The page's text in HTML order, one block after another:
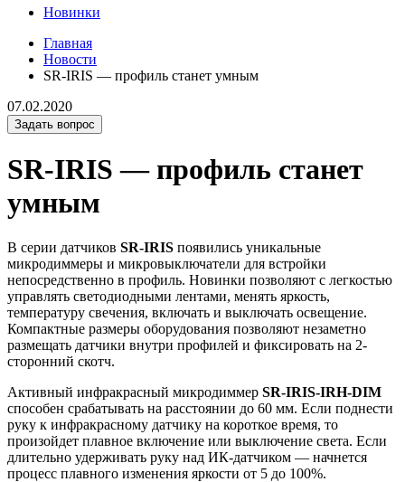
Новинки
Главная
Новости
SR-IRIS — профиль станет умным
07.02.2020
Задать вопрос
SR-IRIS — профиль станет
умным
В серии датчиков SR-IRIS появились уникальные
микродиммеры и микровыключатели для встройки
непосредственно в профиль. Новинки позволяют с легкостью
управлять светодиодными лентами, менять яркость,
температуру свечения, включать и выключать освещение.
Компактные размеры оборудования позволяют незаметно
размещать датчики внутри профилей и фиксировать на 2-
сторонний скотч.
Активный инфракрасный микродиммер SR-IRIS-IRH-DIM
способен срабатывать на расстоянии до 60 мм. Если поднести
руку к инфракрасному датчику на короткое время, то
произойдет плавное включение или выключение света. Если
длительно удерживать руку над ИК-датчиком — начнется
процесс плавного изменения яркости от 5 до 100%.